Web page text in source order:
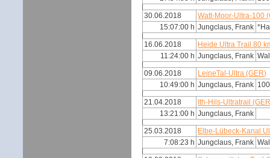
30.06.2018
Watt-Moor-Ultra-100
15:07:00 h Jungclaus, Frank
16.06.2018
Heide Ultra Trail 80
11:24:00 h Jungclaus, Frank
09.06.2018
LeineTal-Ultra (GER)
10:49:00 h Jungclaus, Frank
21.04.2018
Ith-Hils-Ultratrail
13:21:00 h Jungclaus, Frank
25.03.2018
Elbe-Lübeck-Kanal
7:08:23 h Jungclaus, Frank